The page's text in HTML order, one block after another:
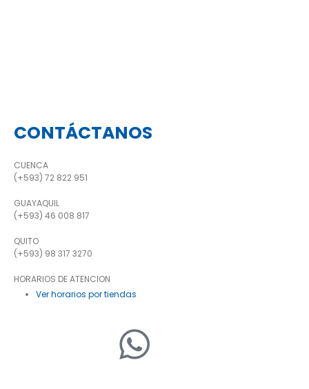
CONTÁCTANOS
CUENCA
(+593) 72 822 951
GUAYAQUIL
(+593) 46 008 817
QUITO
(+593) 98 317 3270
HORARIOS DE ATENCION
Ver horarios por tiendas